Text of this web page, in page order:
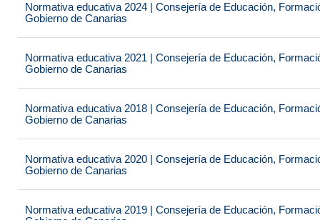
Normativa educativa 2024 | Consejería de Educación,
Gobierno de Canarias
Normativa educativa 2021 | Consejería de Educación,
Gobierno de Canarias
Normativa educativa 2018 | Consejería de Educación,
Gobierno de Canarias
Normativa educativa 2020 | Consejería de Educación,
Gobierno de Canarias
Normativa educativa 2019 | Consejería de Educación,